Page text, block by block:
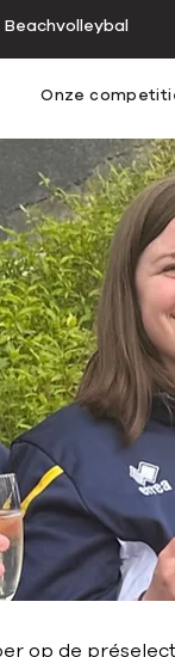
Beachvolleybal
Onze
op de